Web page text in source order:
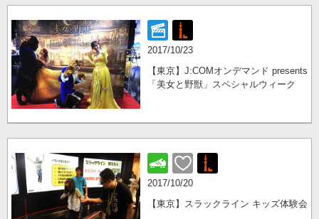
2017/10/23
【東京】J:COMオンデマンド presents
「美女と野獣」スペシャルウィーク
2017/10/20
【東京】スラックライン キッズ体験会